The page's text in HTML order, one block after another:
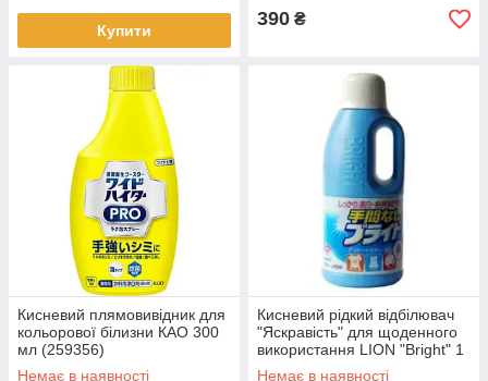
Купити
390 ₴
Кисневий плямовивідник для
кольорової білизни КАО 300
мл (259356)
Немає в наявності
Кисневий рідкий відбілювач
"Яскравість" для щоденного
використання LION "Bright" 1
л(530640)
Немає в наявності